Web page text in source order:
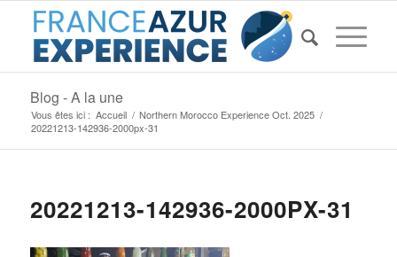
Blog - A la une
Vous êtes ici : Accueil / Northern Morocco Experience Oct. 2025 /
20221213-142936-2000px-31
20221213-142936-2000PX-31